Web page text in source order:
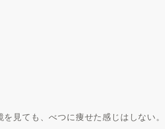
見ても、べつに痩せた感じはしない。